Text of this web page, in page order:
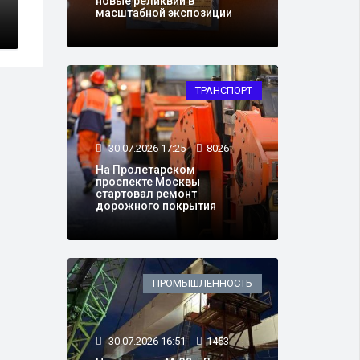
масштабной экспозиции
ТРАНСПОРТ
30.07.2026 17:25 8026
На Пролетарском
проспекте Москвы
стартовал ремонт
дорожного покрытия
ПРОМЫШЛЕННОСТЬ
30.07.2026 16:51 1453